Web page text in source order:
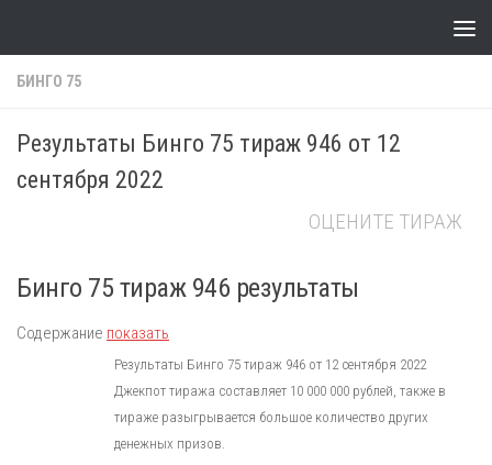
БИНГО 75
Результаты Бинго 75 тираж 946 от 12
сентября 2022
ОЦЕНИТЕ ТИРАЖ
Бинго 75 тираж 946 результаты
Содержание показать
Результаты Бинго 75 тираж 946 от 12 сентября 2022
Джекпот тиража составляет 10 000 000 рублей, также в
тираже разыгрывается большое количество других
денежных призов.